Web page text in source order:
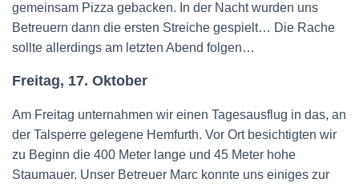
gemeinsam Pizza gebacken. In der Nacht wurden uns
Betreuern dann die ersten Streiche gespielt… Die Rache
sollte allerdings am letzten Abend folgen…
Freitag, 17. Oktober
Am Freitag unternahmen wir einen Tagesausflug in das, an
der Talsperre gelegene Hemfurth. Vor Ort besichtigten wir
zu Beginn die 400 Meter lange und 45 Meter hohe
Staumauer. Unser Betreuer Marc konnte uns einiges zur